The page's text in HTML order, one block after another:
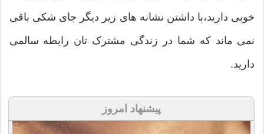
خوبی دارید،با داشتن نشانه های زیر دیگر جای شکی باقی
نمی ماند که شما در زندگی مشترک تان رابطه سالمی
دارید.
پیشنهاد امروز